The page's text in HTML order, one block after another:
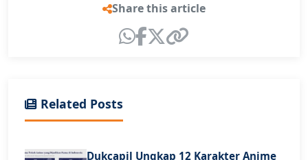
Share this article
Related Posts
Dukcapil Ungkap 12 Karakter Anime